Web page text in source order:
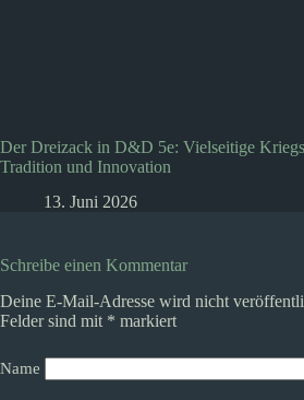
Der Dreizack in D&D 5e: Vielseitige
Tradition und Innovation
13. Juni 2026
Schreibe einen Kommentar
Deine E-Mail-Adresse wird nicht
Felder sind mit * markiert
Name